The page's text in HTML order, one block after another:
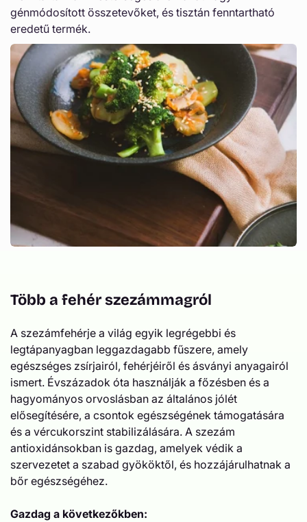
m
génmódosított összetevőket, és tisztán fenntartható
eredetű termék.
Több a fehér szezámmagról
A szezámfehérje a világ egyik legrégebbi és
legtápanyagban leggazdagabb fűszere, amely
egészséges zsírjairól, fehérjéiről és ásványi anyagairól
ismert. Évszázadok óta használják a főzésben és a
hagyományos orvoslásban az általános jólét
elősegítésére, a csontok egészségének támogatására
és a vércukorszint stabilizálására. A szezám
antioxidánsokban is gazdag, amelyek védik a
szervezetet a szabad gyököktől, és hozzájárulhatnak a
bőr egészségéhez.
Gazdag a következőkben: